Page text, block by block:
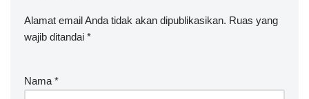
Alamat email Anda tidak akan dipublikasikan. Ruas yang
wajib ditandai *
Nama *